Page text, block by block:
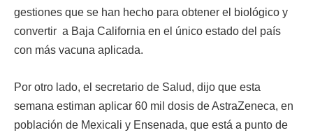
gestiones que se han hecho para obtener el biológico y
convertir a Baja California en el único estado del país
con más vacuna aplicada.
Por otro lado, el secretario de Salud, dijo que esta
semana estiman aplicar 60 mil dosis de AstraZeneca, en
población de Mexicali y Ensenada, que está a punto de